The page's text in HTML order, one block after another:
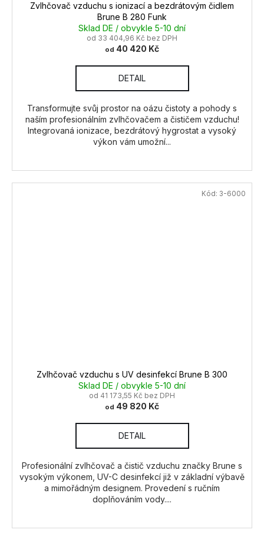
Zvlhčovač vzduchu s ionizací a bezdrátovým čidlem
Brune B 280 Funk
Sklad DE / obvykle 5-10 dní
od 33 404,96 Kč bez DPH
od 40 420 Kč
DETAIL
Transformujte svůj prostor na oázu čistoty a pohody s
naším profesionálním zvlhčovačem a čističem vzduchu!
Integrovaná ionizace, bezdrátový hygrostat a vysoký
výkon vám umožní...
Zvlhčovač vzduchu s UV desinfekcí Brune B 300
Sklad DE / obvykle 5-10 dní
od 41 173,55 Kč bez DPH
od 49 820 Kč
DETAIL
Profesionální zvlhčovač a čistič vzduchu značky Brune s
vysokým výkonem, UV-C desinfekcí již v základní výbavě
a mimořádným designem. Provedení s ručním
doplňováním vody....
Kód: 3-6000